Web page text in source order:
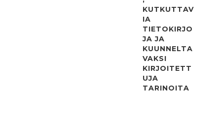
KUTKUTTAV
IA
TIETOKIRJO
JA JA
KUUNNELTA
VAKSI
KIRJOITETT
UJA
TARINOITA